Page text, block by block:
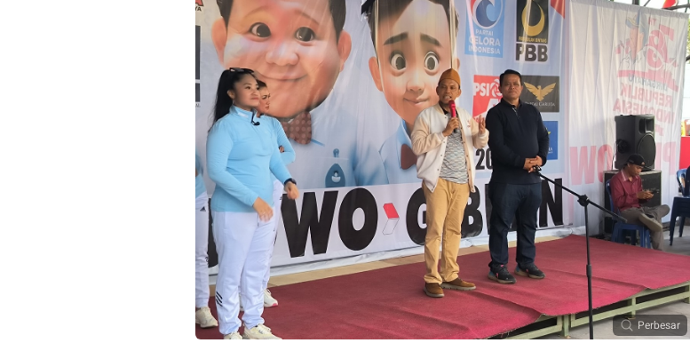
Perbesar